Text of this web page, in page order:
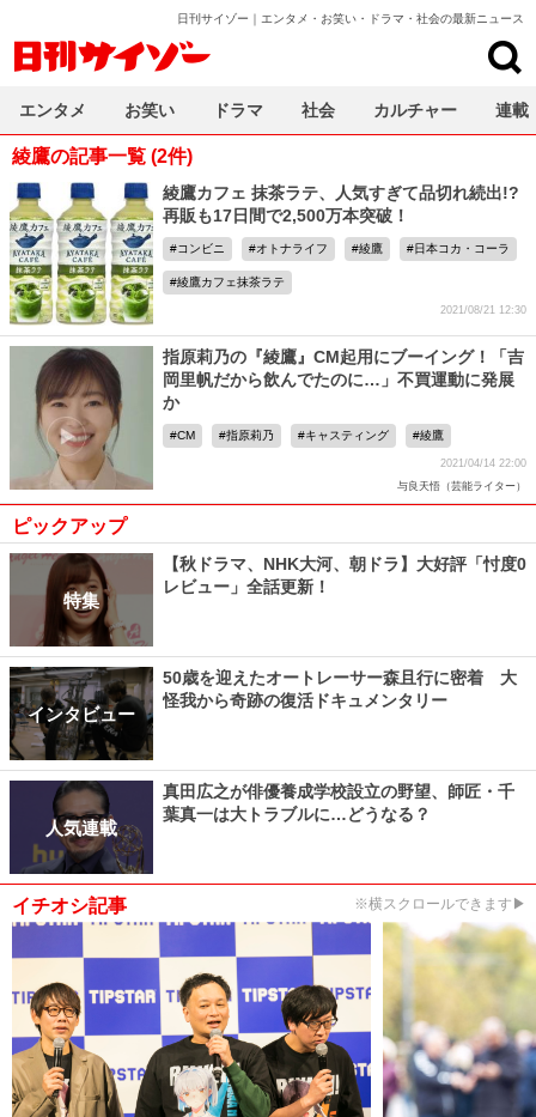
日刊サイゾー｜エンタメ・お笑い・ドラマ・社会の最新ニュース
綾鷹の記事一覧 (2件)
綾鷹カフェ 抹茶ラテ、人気すぎて品切れ続出!?
再販も17日間で2,500万本突破！
コンビニ オトナライフ 綾鷹 日本コカ・コーラ
綾鷹カフェ抹茶ラテ
2021/08/21 12:30
指原莉乃の『綾鷹』CM起用にブーイング！「吉
岡里帆だから飲んでたのに…」不買運動に発展
か
CM 指原莉乃 キャスティング 綾鷹
2021/04/14 22:00
与良天悟（芸能ライター）
ピックアップ
特集
【秋ドラマ、NHK大河、朝ドラ】大好評「忖度0
レビュー」全話更新！
インタビュー
50歳を迎えたオートレーサー森且行に密着 大
怪我から奇跡の復活ドキュメンタリー
人気連載
真田広之が俳優養成学校設立の野望、師匠・千
葉真一は大トラブルに…どうなる？
イチオシ記事 ※横スクロールできます▶
エンタメ お笑い ドラマ 社会 カルチャー 連載